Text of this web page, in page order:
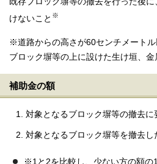
けないこと ※
※道路からの高さが60センチメート
ブロック塀等の上に設けた生け垣、金
補助金の額
対象となるブロック塀等の撤去に
対象となるブロック塀等を撤去し
※1と2を比較し、少ない方の額の